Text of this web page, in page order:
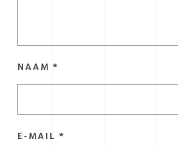
NAAM *
E-MAIL *